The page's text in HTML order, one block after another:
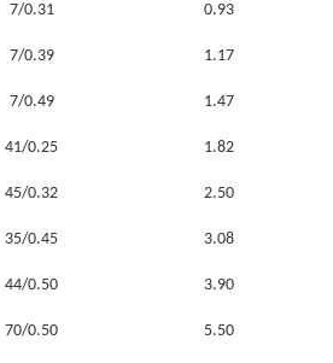
7/0.31 0.93
7/0.39 1.17
7/0.49 1.47
41/0.25 1.82
45/0.32 2.50
35/0.45 3.08
44/0.50 3.90
70/0.50 5.50